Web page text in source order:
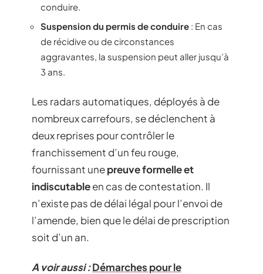
conduire.
Suspension du permis de conduire : En cas
de récidive ou de circonstances
aggravantes, la suspension peut aller jusqu’à
3 ans.
Les radars automatiques, déployés à de
nombreux carrefours, se déclenchent à
deux reprises pour contrôler le
franchissement d’un feu rouge,
fournissant unepreuve formelle et
indiscutableen cas de contestation. Il
n’existe pas de délai légal pour l’envoi de
l’amende, bien que le délai de prescription
soit d’un an.
A voir aussi :Démarches pour le